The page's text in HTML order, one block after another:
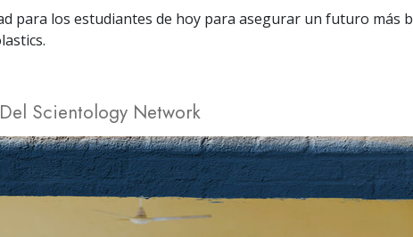
para los estudiantes de hoy para asegurar un futuro más
Del Scientology Network